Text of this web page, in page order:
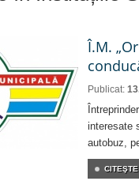
Î.M.
Publicat:
interesate
autobuz,
CITEŞTE